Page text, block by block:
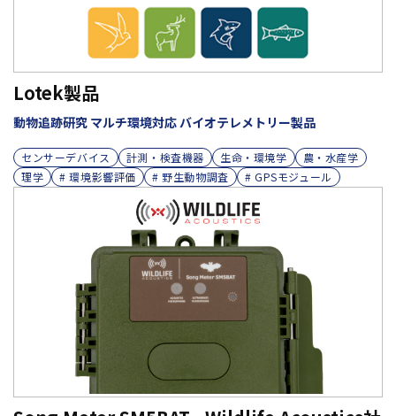
Lotek製品
動物追跡研究 マルチ環境対応 バイオテレメトリー製品
センサーデバイス 計測・検査機器 生命・環境学
農・水産学
理学
# 環境影響評価 # 野生動物調査 # GPSモジュール